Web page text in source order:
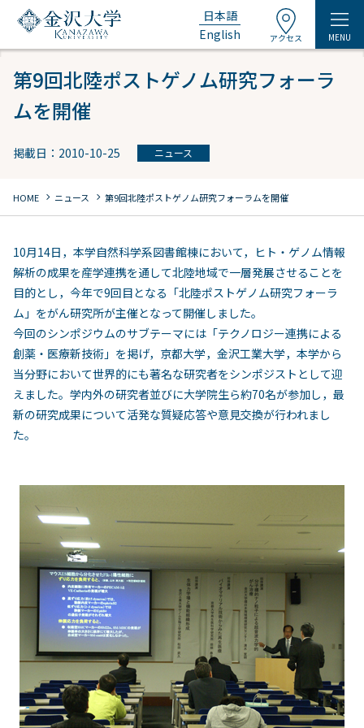
日本語
English
アクセス MENU
第9回北陸ポストゲノム研究フォーラ
ムを開催
掲載日：2010-10-25 ニュース
HOME chevron_right ニュース chevron_right 第9回北陸ポストゲノム研究フォーラムを開催
10月14日，本学自然科学系図書館棟において，ヒト・ゲノム情報
解析の成果を産学連携を通して北陸地域で一層発展させることを
目的とし，今年で9回目となる「北陸ポストゲノム研究フォーラ
ム」をがん研究所が主催となって開催しました。
今回のシンポジウムのサブテーマには「テクノロジー連携による
創薬・医療新技術」を掲げ，京都大学，金沢工業大学，本学から
当分野において世界的にも著名な研究者をシンポジストとして迎
えました。学内外の研究者並びに大学院生ら約70名が参加し，最
新の研究成果について活発な質疑応答や意見交換が行われまし
た。